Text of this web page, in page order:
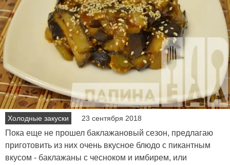
Холодные закуски 23 сентября 2018
Пока еще не прошел баклажановый сезон, предлагаю
приготовить из них очень вкусное блюдо с пикантным
вкусом - баклажаны с чесноком и имбирем, или